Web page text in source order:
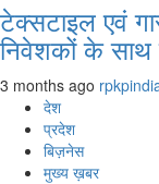
टेक्सटाइल एवं
निवेशकों के साथ
3 months ago
देश
प्रदेश
बिज़नेस
मुख्य ख़बर